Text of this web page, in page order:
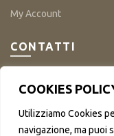
COOKIES
Utilizziamo Cookies
navigazione, ma puoi
My Account
CONTATTI
V.le Kennedy, 98 –
Mobile +39 347 973
mail: